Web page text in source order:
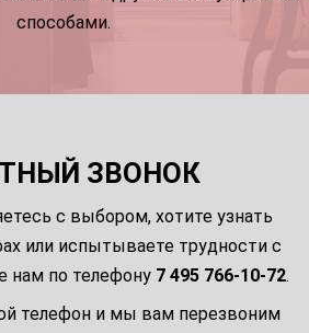
способами.
ЗВОНОК
с выбором, хотите узнать
или испытываете трудности с
нам по телефону 7 495 766-10-72.
телефон и мы вам перезвоним